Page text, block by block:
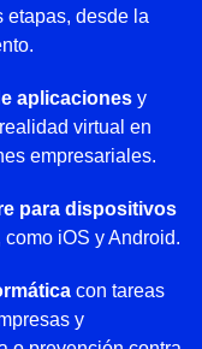
etapas, desde la
aplicaciones y
virtual en
empresariales.
para dispositivos
iOS y Android.
con tareas
y